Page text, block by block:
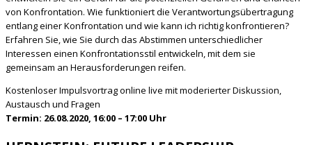
von Konfrontation. Wie funktioniert die Verantwortungsübertragung
entlang einer Konfrontation und wie kann ich richtig konfrontieren?
Erfahren Sie, wie Sie durch das Abstimmen unterschiedlicher
Interessen einen Konfrontationsstil entwickeln, mit dem sie
gemeinsam an Herausforderungen reifen.
Kostenloser Impulsvortrag online live mit moderierter Diskussion,
Austausch und Fragen
Termin: 26.08.2020, 16:00 – 17:00 Uhr